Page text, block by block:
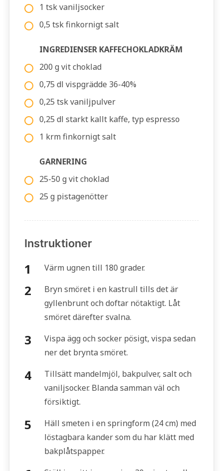
1 tsk vaniljsocker
0,5 tsk finkornigt salt
INGREDIENSER KAFFECHOKLADKRÄM
200 g vit choklad
0,75 dl vispgrädde 36-40%
0,25 tsk vaniljpulver
0,25 dl starkt kallt kaffe, typ espresso
1 krm finkornigt salt
GARNERING
25-50 g vit choklad
25 g pistagenötter
Instruktioner
Värm ugnen till 180 grader.
Bryn smöret i en kastrull tills det är
gyllenbrunt och doftar nötaktigt. Låt
smöret därefter svalna.
Vispa ägg och socker pösigt, vispa sedan
ner det brynta smöret.
Tillsätt mandelmjöl, bakpulver, salt och
vaniljsocker. Blanda samman väl och
försiktigt.
Häll smeten i en springform (24 cm) med
löstagbara kander som du har klätt med
bakplåtspapper.